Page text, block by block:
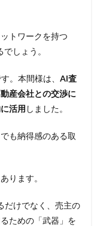
トワークを持つ
しょう。
。本間様は、 AI査
産会社との交渉に
活用 しました。
も納得感のある取
ります。
だけでなく、売主の
ための「武器」を